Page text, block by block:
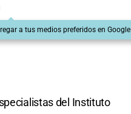
a tus medios preferidos en Google
del Instituto